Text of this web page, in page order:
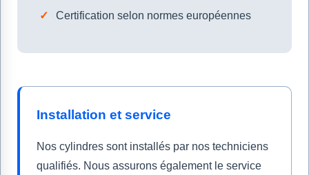
Certification selon normes européennes
Installation et service
Nos cylindres sont installés par nos techniciens
qualifiés. Nous assurons également le service